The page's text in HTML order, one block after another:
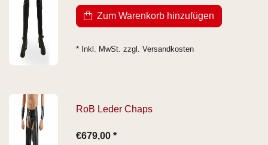
Zum Warenkorb hinzufügen
* Inkl. MwSt. zzgl. Versandkosten
RoB Leder Chaps
€679,00 *